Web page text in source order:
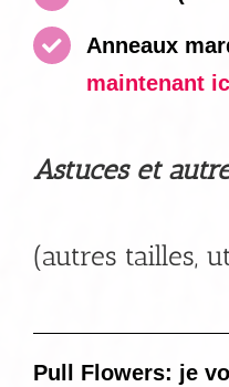
Anneaux
maintenant
Astuces et
(autres tailles,
Pull Flowers: je